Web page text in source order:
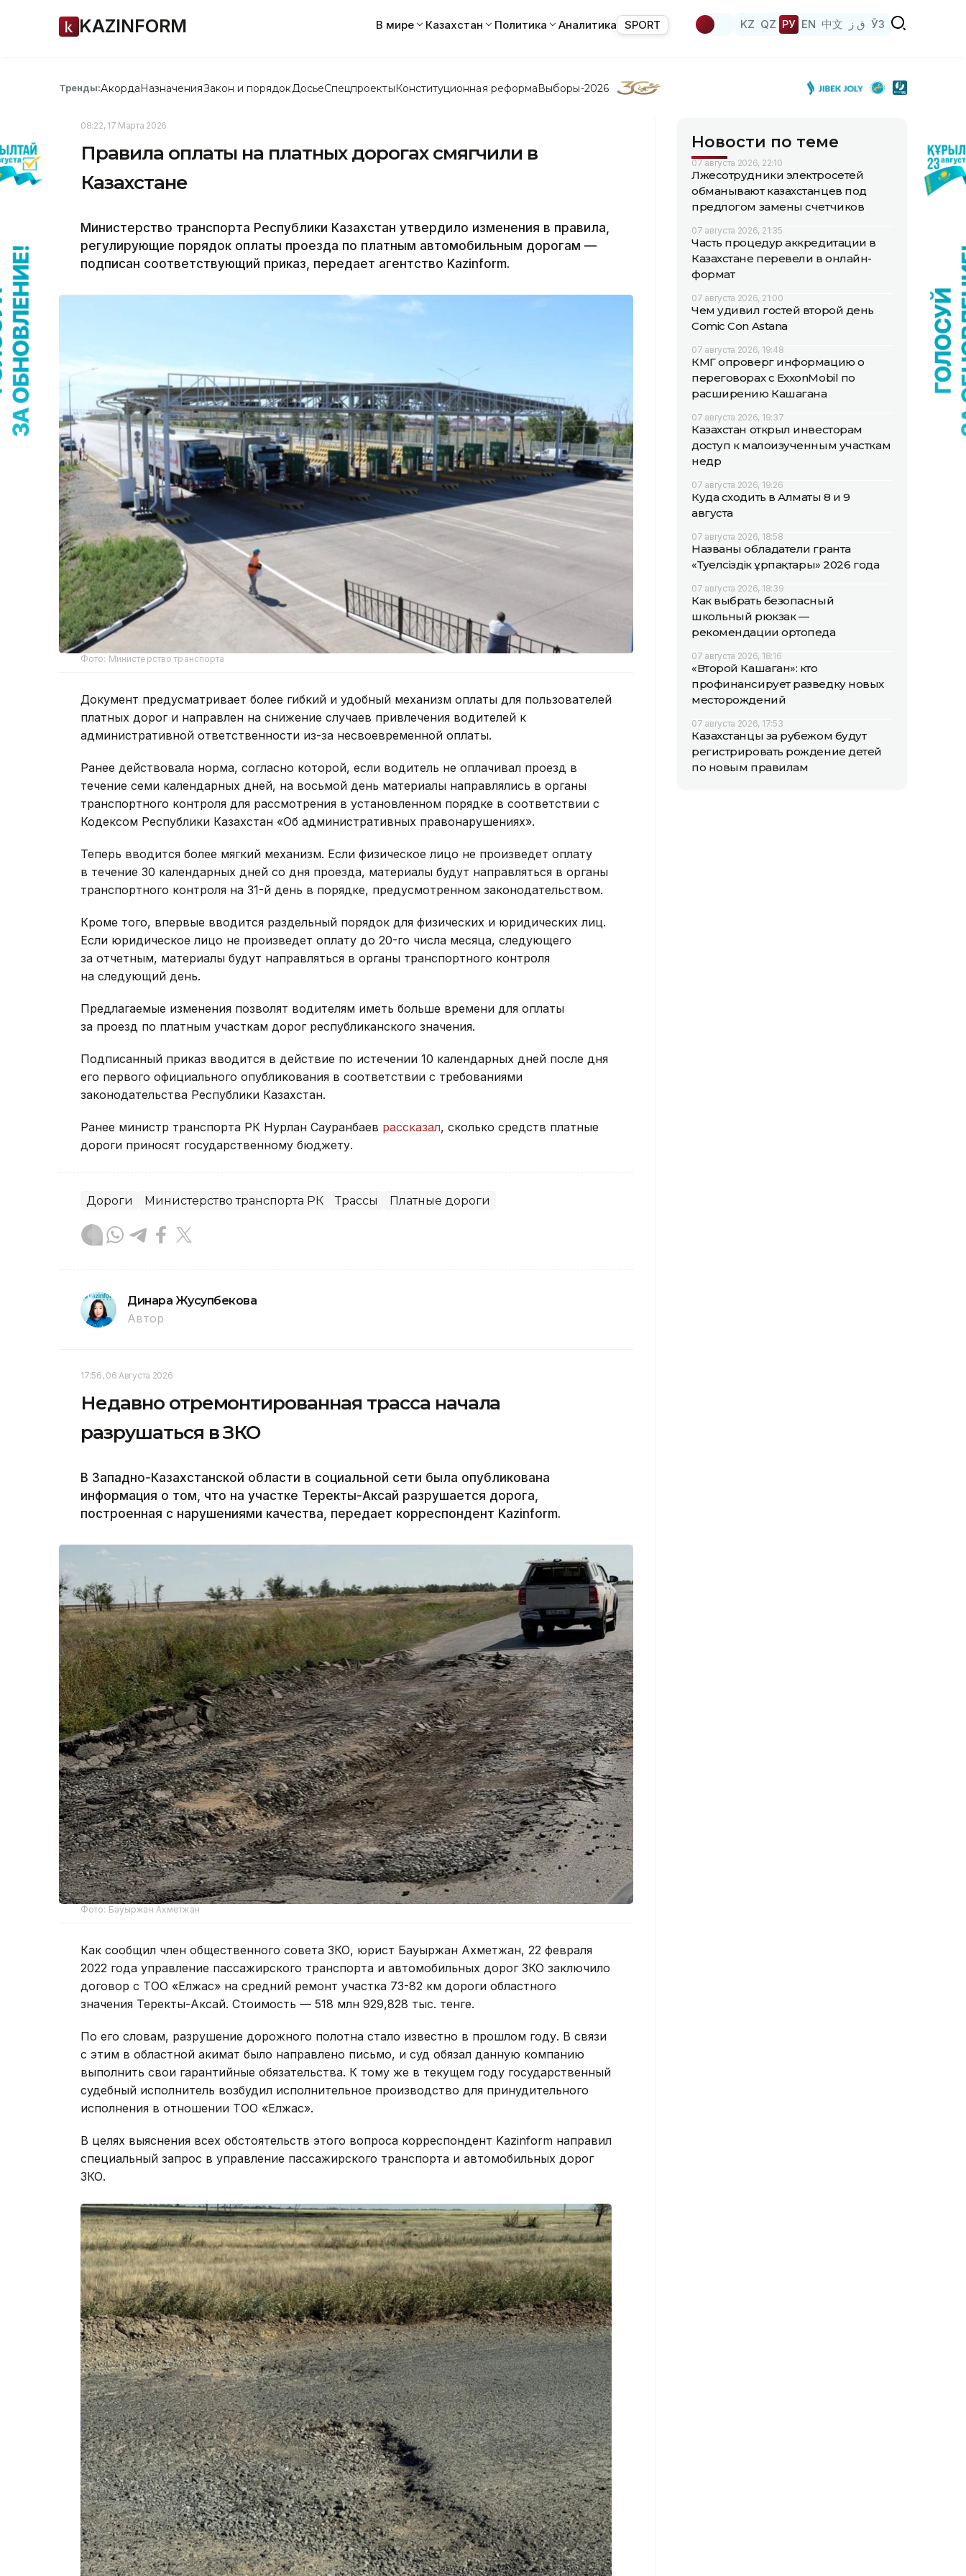
KAZINFORM В мире Казахстан Политика Аналитика SPORT KZ QZ РУ EN 中文 ق ز ЎЗ
Тренды:АкордаНазначенияЗакон и порядок ДосьеСпецпроектыКонституционная реформаВыборы-2026
08:22, 17 Марта 2026
Правила оплаты на платных дорогах смягчили в
Казахстане
Министерство транспорта Республики Казахстан утвердило изменения в правила,
регулирующие порядок оплаты проезда по платным автомобильным дорогам —
подписан соответствующий приказ, передает агентство Kazinform.
Фото: Министерство транспорта
Документ предусматривает более гибкий и удобный механизм оплаты для пользователей
платных дорог и направлен на снижение случаев привлечения водителей к
административной ответственности из-за несвоевременной оплаты.
Ранее действовала норма, согласно которой, если водитель не оплачивал проезд в
течение семи календарных дней, на восьмой день материалы направлялись в органы
транспортного контроля для рассмотрения в установленном порядке в соответствии с
Кодексом Республики Казахстан «Об административных правонарушениях».
Теперь вводится более мягкий механизм. Если физическое лицо не произведет оплату
в течение 30 календарных дней со дня проезда, материалы будут направляться в органы
транспортного контроля на 31-й день в порядке, предусмотренном законодательством.
Кроме того, впервые вводится раздельный порядок для физических и юридических лиц.
Если юридическое лицо не произведет оплату до 20-го числа месяца, следующего
за отчетным, материалы будут направляться в органы транспортного контроля
на следующий день.
Предлагаемые изменения позволят водителям иметь больше времени для оплаты
за проезд по платным участкам дорог республиканского значения.
Подписанный приказ вводится в действие по истечении 10 календарных дней после дня
его первого официального опубликования в соответствии с требованиями
законодательства Республики Казахстан.
Ранее министр транспорта РК Нурлан Сауранбаев рассказал, сколько средств платные
дороги приносят государственному бюджету.
Дороги Министерство транспорта РК Трассы Платные дороги
Динара Жусупбекова
Автор
17:56, 06 Августа 2026
Недавно отремонтированная трасса начала
разрушаться в ЗКО
В Западно-Казахстанской области в социальной сети была опубликована
информация о том, что на участке Теректы-Аксай разрушается дорога,
построенная с нарушениями качества, передает корреспондент Kazinform.
Фото: Бауыржан Ахметжан
Как сообщил член общественного совета ЗКО, юрист Бауыржан Ахметжан, 22 февраля
2022 года управление пассажирского транспорта и автомобильных дорог ЗКО заключило
договор с ТОО «Елжас» на средний ремонт участка 73-82 км дороги областного
значения Теректы-Аксай. Стоимость — 518 млн 929,828 тыс. тенге.
По его словам, разрушение дорожного полотна стало известно в прошлом году. В связи
с этим в областной акимат было направлено письмо, и суд обязал данную компанию
выполнить свои гарантийные обязательства. К тому же в текущем году государственный
судебный исполнитель возбудил исполнительное производство для принудительного
исполнения в отношении ТОО «Елжас».
В целях выяснения всех обстоятельств этого вопроса корреспондент Kazinform направил
специальный запрос в управление пассажирского транспорта и автомобильных дорог
ЗКО.
Новости по теме
07 августа 2026, 22:10
Лжесотрудники электросетей
обманывают казахстанцев под
предлогом замены счетчиков
07 августа 2026, 21:35
Часть процедур аккредитации в
Казахстане перевели в онлайн-
формат
07 августа 2026, 21:00
Чем удивил гостей второй день
Comic Con Astana
07 августа 2026, 19:48
КМГ опроверг информацию о
переговорах с ExxonMobil по
расширению Кашагана
07 августа 2026, 19:37
Казахстан открыл инвесторам
доступ к малоизученным участкам
недр
07 августа 2026, 19:26
Куда сходить в Алматы 8 и 9
августа
07 августа 2026, 18:58
Названы обладатели гранта
«Тәуелсіздік ұрпақтары» 2026 года
07 августа 2026, 18:39
Как выбрать безопасный
школьный рюкзак —
рекомендации ортопеда
07 августа 2026, 18:16
«Второй Кашаган»: кто
профинансирует разведку новых
месторождений
07 августа 2026, 17:53
Казахстанцы за рубежом будут
регистрировать рождение детей
по новым правилам